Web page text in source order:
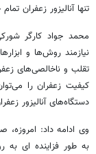
تنها آنالیزور زعفران
محمد جواد کارگر
نیازمند روش‌ها و
تقلب و ناخالصی‌های
کیفیت زعفران را
دستگاه‌های آنالیزور
وی ادامه داد:
به طور فزاینده ای به